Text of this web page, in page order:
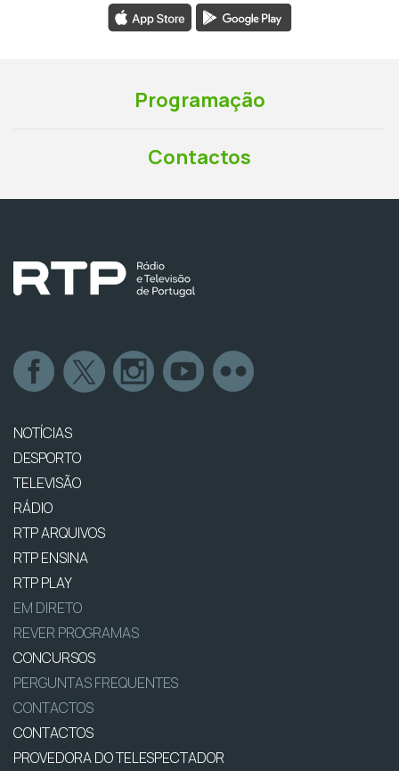
Programação
Contactos
NOTÍCIAS
DESPORTO
TELEVISÃO
RÁDIO
RTP ARQUIVOS
RTP ENSINA
RTP PLAY
EM DIRETO
REVER PROGRAMAS
CONCURSOS
PERGUNTAS FREQUENTES
CONTACTOS
CONTACTOS
PROVEDORA DO TELESPECTADOR